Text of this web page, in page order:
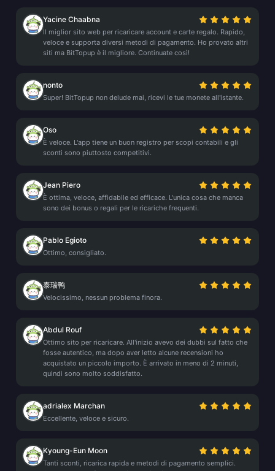
Yacine Chaabna
Il miglior sito web per ricaricare account e carte regalo. Rapido,
veloce e supporta diversi metodi di pagamento. Ho provato altri
siti ma BitTopup è il migliore. Continuate così!
nonto
Super! BitTopup non delude mai, ricevi le tue monete all'istante.
Oso
È veloce. L'app tiene un buon registro per scopi contabili e gli
sconti sono piuttosto competitivi.
Jean Piero
È ottima, veloce, affidabile ed efficace. L'unica cosa che manca
sono dei bonus o regali per le ricariche frequenti.
Pablo Egioto
Ottimo, consigliato.
泰瑞鸭
Velocissimo, nessun problema finora.
Abdul Rouf
Ottimo sito per ricaricare. All'inizio avevo dei dubbi sul fatto che
fosse autentico, ma dopo aver letto alcune recensioni ho
acquistato un piccolo importo. È arrivato in meno di 2 minuti,
quindi sono molto soddisfatto.
adrialex Marchan
Eccellente, veloce e sicuro.
Kyoung-Eun Moon
Tanti sconti, ricarica rapida e metodi di pagamento semplici.